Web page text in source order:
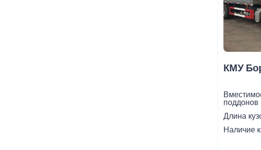
КМУ
поддонов
Длина
Наличие